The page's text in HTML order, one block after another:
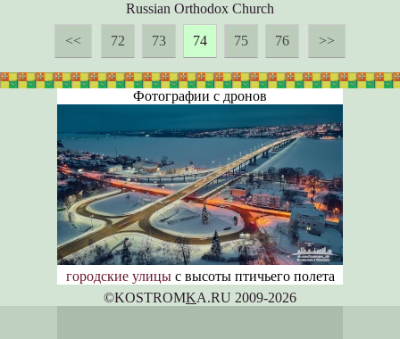
Russian Orthodox Church
<< 72 73 74 75 76 >>
Фотографии с дронов
городские улицыс высоты птичьего полета
©KOSTROMKA.RU 2009-2026